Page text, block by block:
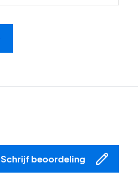
Schrijf beoordeling